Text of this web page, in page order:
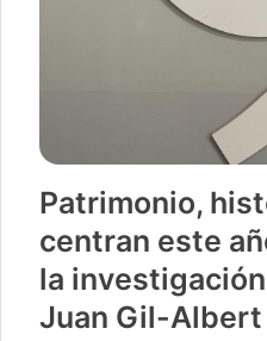
Patrimonio,
centran este
la
Juan Gil-Albert